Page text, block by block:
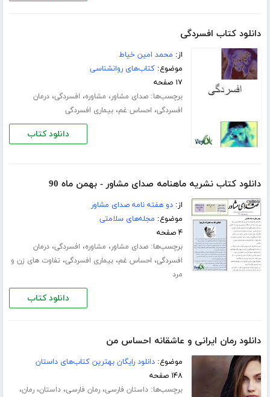
دانلود کتاب افسردگی
از: محمد امین خیاط
موضوع:کتاب‌های روانشناسی
۱۷ صفحه
برچسب‌ها:صدای مشاور، مشاوره، افسردگی،درمان
افسردگی، احساس غم،بیماری افسردگی
دانلود کتاب
دانلود کتاب نشریه ماهنامه صدای مشاور - بهمن ماه 90
از:دو هفته نامه صدای مشاور
موضوع: مجله‌های سلامتی
۴ صفحه
برچسب‌ها:صدای مشاور، مشاوره، افسردگی،درمان
افسردگی، احساس غم،بیماری افسردگی، تفاوت های زن و
مرد
دانلود کتاب
دانلود رمان ایرانی و عاشقانه احساس من
موضوع:دانلود رایگان بهترین کتاب‌های داستان
۱۴۸ صفحه
برچسب‌ها:داستان فارسی،رمان فارسی،داستان،رمان،